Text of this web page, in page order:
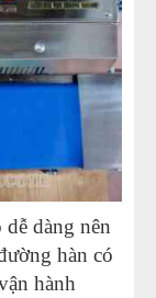
dàng nên
hàn có
hành